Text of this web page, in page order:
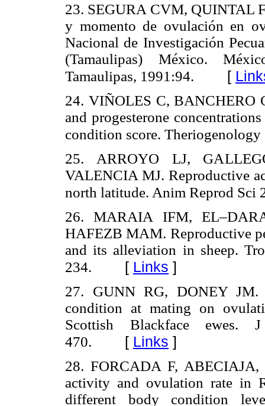
23. SEGURA CVM, QUINTAL
y momento de ovulación en
Nacional de Investigación
(Tamaulipas) México.
Tamaulipas, 1991:94. [
24. VIÑOLES C, BANCHERO
and progesterone
condition score.
25. ARROYO LJ,
VALENCIA MJ. Reproductive
north latitude. Anim Reprod Sci
26. MARAIA IFM,
HAFEZB MAM. Reproductive
and its alleviation in sheep.
234. [ Links ]
27. GUNN RG, DONEY
condition at mating on
Scottish Blackface
470. [ Links ]
28. FORCADA F, ABECIAJA,
activity and ovulation rate in
different body condition